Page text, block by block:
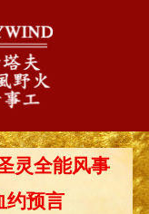
灵全能风事
预言